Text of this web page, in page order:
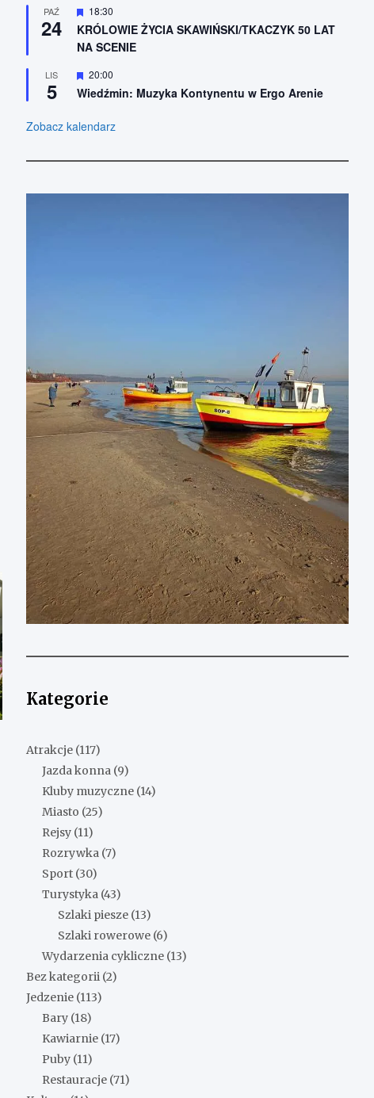
eż
n
i
o
e
PAŹ
24
W
y
r
ó
n
i
o
e
18:30
KRÓLOWIE ŻYCIA SKAWIŃSKI/TKACZYK 50 LAT
NA SCENIE
LIS
5
W
y
r
ż
o
20:00
Wiedźmin: Muzyka Kontynentu w Ergo Arenie
Zobacz kalendarz
Kategorie
Atrakcje (117)
Jazda konna (9)
Kluby muzyczne (14)
Miasto (25)
Rejsy (11)
Rozrywka (7)
Sport (30)
Turystyka (43)
Szlaki piesze (13)
Szlaki rowerowe (6)
Wydarzenia cykliczne (13)
Bez kategorii (2)
Jedzenie (113)
Bary (18)
Kawiarnie (17)
Puby (11)
Restauracje (71)